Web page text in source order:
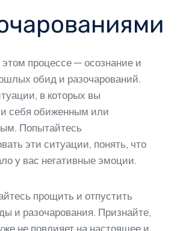
процессе — осознание и
обид и разочарований.
в которых вы
себя обиженным или
Попытайтесь
эти ситуации, понять, что
у вас негативные эмоции.
прощить и отпустить
и разочарования. Признайте,
не повлияет на настоящее и